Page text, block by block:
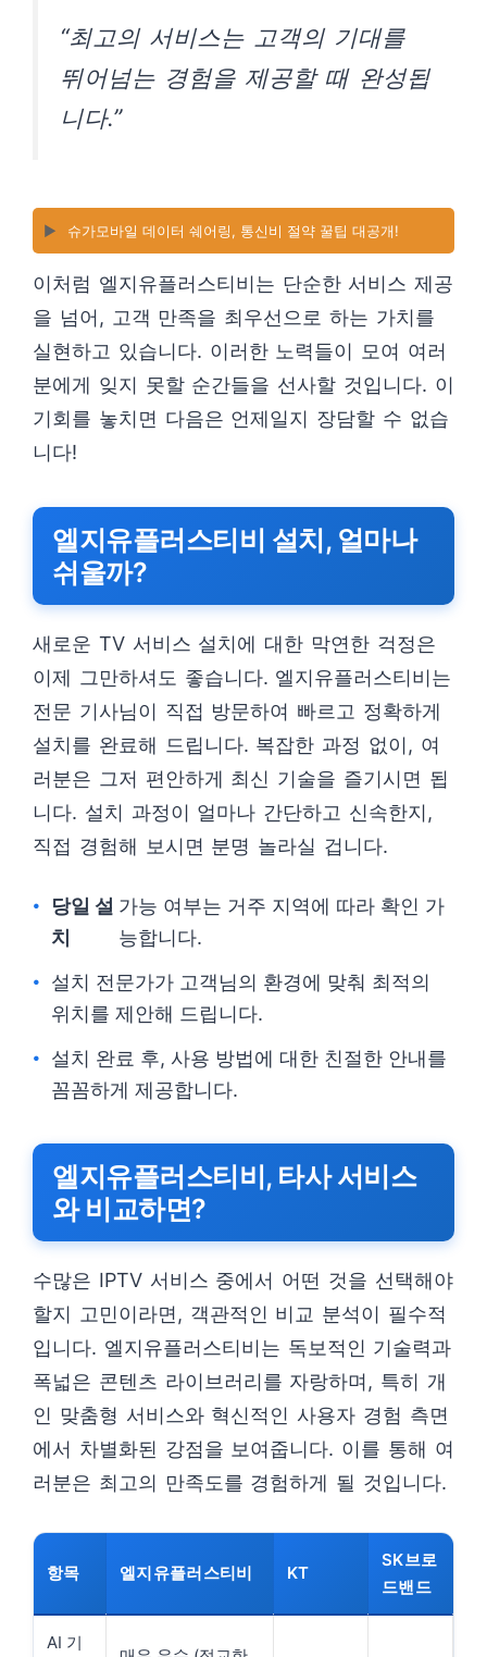
“최고의 서비스는 고객의 기대를
뛰어넘는 경험을 제공할 때 완성됩
니다.”
▶️ 슈가모바일 데이터 쉐어링, 통신비 절약 꿀팁 대공개!
이처럼 엘지유플러스티비는 단순한 서비스 제공
을 넘어, 고객 만족을 최우선으로 하는 가치를
실현하고 있습니다. 이러한 노력들이 모여 여러
분에게 잊지 못할 순간들을 선사할 것입니다. 이
기회를 놓치면 다음은 언제일지 장담할 수 없습
니다!
엘지유플러스티비 설치, 얼마나
쉬울까?
새로운 TV 서비스 설치에 대한 막연한 걱정은
이제 그만하셔도 좋습니다. 엘지유플러스티비는
전문 기사님이 직접 방문하여 빠르고 정확하게
설치를 완료해 드립니다. 복잡한 과정 없이, 여
러분은 그저 편안하게 최신 기술을 즐기시면 됩
니다. 설치 과정이 얼마나 간단하고 신속한지,
직접 경험해 보시면 분명 놀라실 겁니다.
당일 설
치
가능 여부는 거주 지역에 따라 확인 가
능합니다.
설치 전문가가 고객님의 환경에 맞춰 최적의
위치를 제안해 드립니다.
설치 완료 후, 사용 방법에 대한 친절한 안내를
꼼꼼하게 제공합니다.
엘지유플러스티비, 타사 서비스
와 비교하면?
수많은 IPTV 서비스 중에서 어떤 것을 선택해야
할지 고민이라면, 객관적인 비교 분석이 필수적
입니다. 엘지유플러스티비는 독보적인 기술력과
폭넓은 콘텐츠 라이브러리를 자랑하며, 특히 개
인 맞춤형 서비스와 혁신적인 사용자 경험 측면
에서 차별화된 강점을 보여줍니다. 이를 통해 여
러분은 최고의 만족도를 경험하게 될 것입니다.
항목 엘지유플러스티비 KT
SK브로
드밴드
AI 기